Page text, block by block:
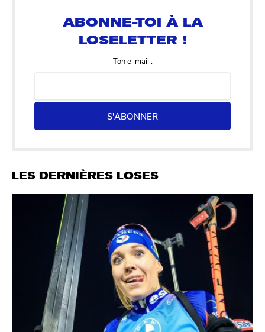
Ton e-mail :
S'ABONNER
LES DERNIÈRES LOSES